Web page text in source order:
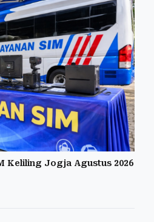
Keliling Jogja Agustus 2026